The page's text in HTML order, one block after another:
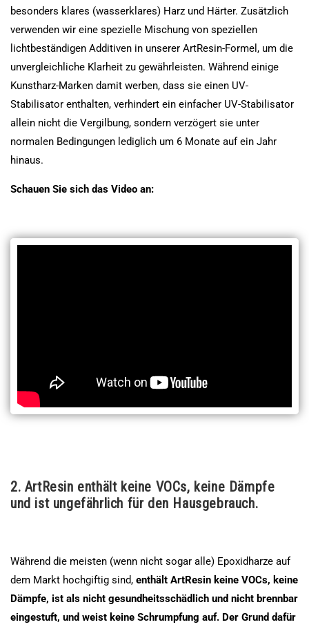
besonders klares (wasserklares) Harz und Härter. Zusätzlich
verwenden wir eine spezielle Mischung von speziellen
lichtbeständigen Additiven in unserer ArtResin-Formel, um die
unvergleichliche Klarheit zu gewährleisten. Während einige
Kunstharz-Marken damit werben, dass sie einen UV-
Stabilisator enthalten, verhindert ein einfacher UV-Stabilisator
allein nicht die Vergilbung, sondern verzögert sie unter
normalen Bedingungen lediglich um 6 Monate auf ein Jahr
hinaus.
Schauen Sie sich das Video an:
2. ArtResin enthält keine VOCs, keine Dämpfe
und ist ungefährlich für den Hausgebrauch.
Während die meisten (wenn nicht sogar alle) Epoxidharze auf
dem Markt hochgiftig sind, enthält ArtResin keine VOCs, keine
Dämpfe, ist als nicht gesundheitsschädlich und nicht brennbar
eingestuft, und weist keine Schrumpfung auf. Der Grund dafür